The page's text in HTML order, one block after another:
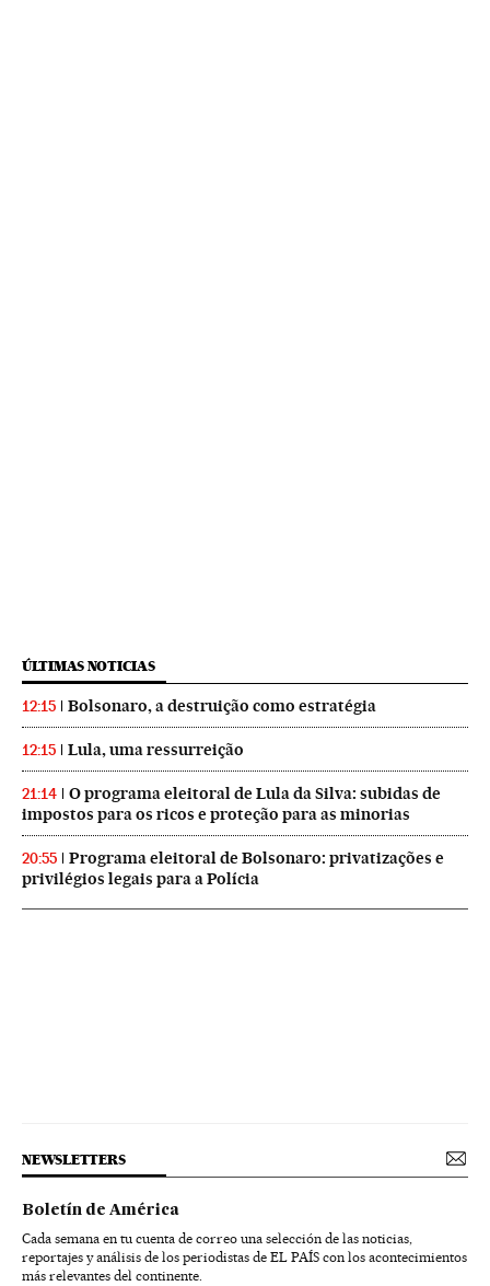
ÚLTIMAS NOTICIAS
12:15 Bolsonaro, a destruição como estratégia
12:15 Lula, uma ressurreição
21:14
O programa eleitoral de Lula da Silva: subidas de
impostos para os ricos e proteção para as minorias
20:55
Programa eleitoral de Bolsonaro: privatizações e
privilégios legais para a Polícia
NEWSLETTERS
Boletín de América
Cada semana en tu cuenta de correo una selección de las noticias,
reportajes y análisis de los periodistas de EL PAÍS con los acontecimientos
más relevantes del continente.